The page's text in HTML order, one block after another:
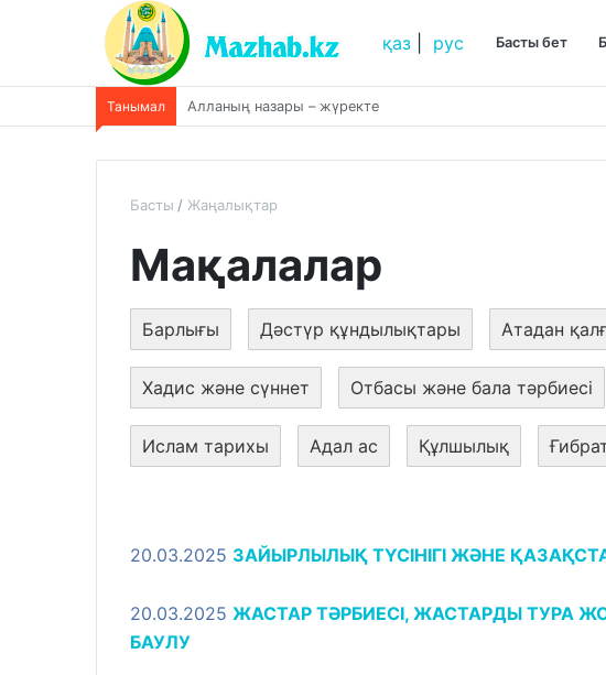
қаз рус Басты бет
Танымал Әруақтар жәрдем ете ме? «әруақтар адамды қорғап
Басты Жаңалықтар
Мақалалар
Барлығы Дәстүр құндылықтары Атадан
Хадис және сүннет Отбасы және бала тәрбиесі
Ислам тарихы Адал ас Құлшылық
20.03.2025 ЗАЙЫРЛЫЛЫҚ ТҮСІНІГІ ЖӘНЕ
20.03.2025 ЖАСТАР ТӘРБИЕСІ, ЖАСТАРДЫ ТУРА
БАУЛУ